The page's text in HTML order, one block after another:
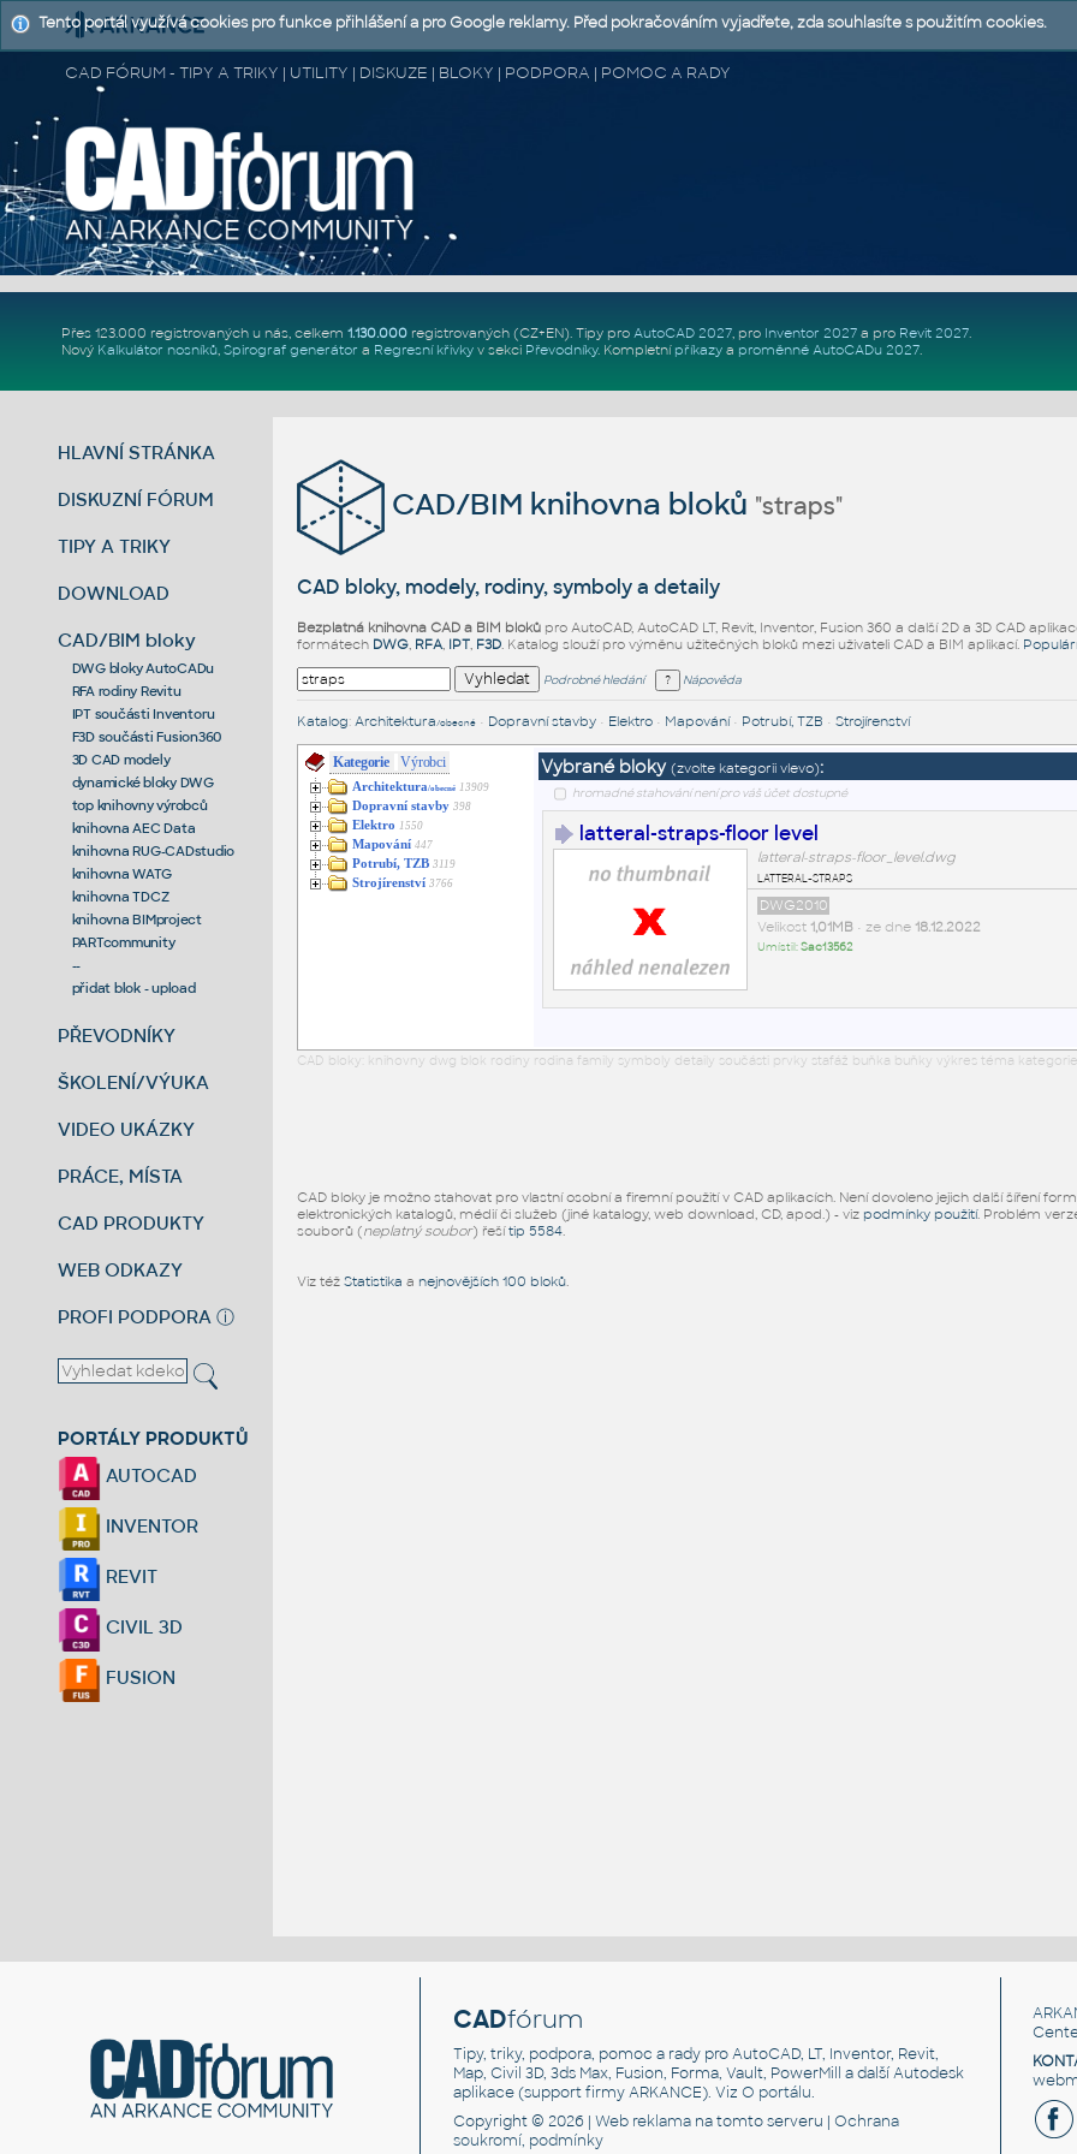
CAD FÓRUM - TIPY A TRIKY | UTILITY | DISKUZE | BLOKY | PODPORA | POMOC A RADY
Přes 123.000 registrovaných u nás, celkem 1.130.000registrovaných (CZ+EN). Tipy pro AutoCAD 2027, pro Inventor 2027a pro Revit 2027.
Nový Kalkulátor nosníků, Spirograf generátor a Regresní křivkyv sekci Převodníky. Kompletní příkazya proměnné AutoCADu 2027.
HLAVNÍ STRÁNKA
DISKUZNÍ FÓRUM
TIPY A TRIKY
DOWNLOAD
CAD/BIM bloky
DWG bloky AutoCADu
RFA rodiny Revitu
IPT součásti Inventoru
F3D součásti Fusion360
3D CAD modely
dynamické bloky DWG
top knihovny výrobců
knihovna AEC Data
knihovna RUG-CADstudio
knihovna WATG
knihovna TDCZ
knihovna BIMproject
PARTcommunity
--
přidat blok - upload
PŘEVODNÍKY
ŠKOLENÍ/VÝUKA
VIDEO UKÁZKY
PRÁCE, MÍSTA
CAD PRODUKTY
WEB ODKAZY
PROFI PODPORA ⓘ
PORTÁLY PRODUKTŮ
AUTOCAD
INVENTOR
REVIT
CIVIL 3D
FUSION
CAD/BIM knihovna bloků "straps"
CAD bloky, modely, rodiny, symboly a detaily
Bezplatná knihovna CAD a BIM blokůpro AutoCAD, AutoCAD LT, Revit, Inventor, Fusion 360 a další 2D a 3D CAD
formátech DWG, RFA, IPT, F3D. Katalog slouží pro výměnu užitečných bloků mezi uživateli CAD a BIM aplikací.
Podrobné hledání Nápověda
Katalog: Architektura /obecné• Dopravní stavby• Elektro• Mapování• Potrubí, TZB • Strojírenství
Kategorie Výrobci
Architektura/obecné 13909
Dopravní stavby 398
Elektro 1550
Mapování 447
Potrubí, TZB 3119
Strojírenství 3766
Vybrané bloky (zvolte kategorii vlevo):
hromadné stahování není pro váš účet dostupné
latteral-straps-floor level
latteral-straps-floor_level.dwg
latteral-straps
DWG2010
Velikost 1,01MB• ze dne 18.12.2022
Umístil:Sac13562
CAD bloky: knihovny dwg blok rodiny rodina family symboly detaily součásti prvky stafáž buňka buňky výkres téma
CAD bloky je možno stahovat pro vlastní osobní a firemní použití v CAD aplikacích. Není dovoleno jejich další šíření
elektronických katalogů, médií či služeb (jiné katalogy, web download, CD, apod.) - viz podmínky použití. Problém
souborů (neplatný soubor) řešítip 5584.
Viz též Statistika a nejnovějších 100 bloků.
CADfórum
Tipy, triky, podpora, pomoc a rady pro AutoCAD, LT, Inventor, Revit,
Map, Civil 3D, 3ds Max, Fusion, Forma, Vault, PowerMill a další Autodesk
aplikace (support firmy ARKANCE). VizO portálu.
Copyright © 2026 |Web reklama na tomto serveru |Ochrana
soukromí, podmínky
Tento portál využívá cookies pro funkce přihlášení a pro Google reklamy. Před pokračováním vyjadřete, zda souhlasíte s použitím cookies.